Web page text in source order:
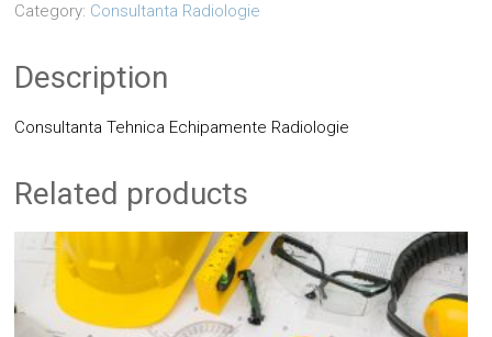
Category: Consultanta Radiologie
Description
Consultanta Tehnica Echipamente Radiologie
Related products